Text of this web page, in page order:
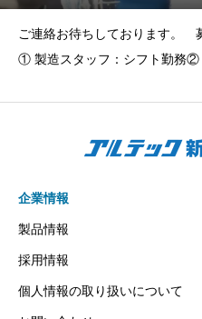
ご連絡お待ちしております。
① 製造スタッフ：シフト勤務
企業情報
製品情報
採用情報
個人情報の取り扱いについて